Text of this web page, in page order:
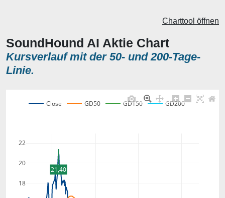
SoundHound AI Aktie Chart
Kursverlauf mit der 50- und 200-Tage-
Linie.
Charttool öffnen
18
20
22
Close GD50 GD150 GD200
21,40